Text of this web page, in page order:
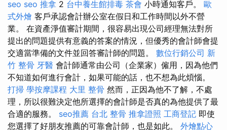
seo seo 推拿 2 台中養生館排毒 茶會 小時通知客戶。 歐
式外燴 客戶承認會計辦公室在假日和工作時間以外不營
業。 在資產淨值審計期間，很容易出現公司經理無法對所
提出的問題提供有意義的答案的情況，但優秀的會計師會提
交適當準備的文件並回答審計師的問題。 數位行銷公司 新
竹 整骨 牙醫 會計師通常由公司（企業家）僱用，因為他們
不知道如何進行會計，如果可能的話，也不想為此煩惱。
打掃 學按摩課程 大里 整骨 然而，正因為他不了解，不處
理，所以很難決定他所選擇的會計師是否真的為他提供了最
合適的服務。 seo推薦 台北 整骨 推拿證照 工商登記 即使
您選擇了好朋友推薦的可靠會計師，也是如此。 外燴點心